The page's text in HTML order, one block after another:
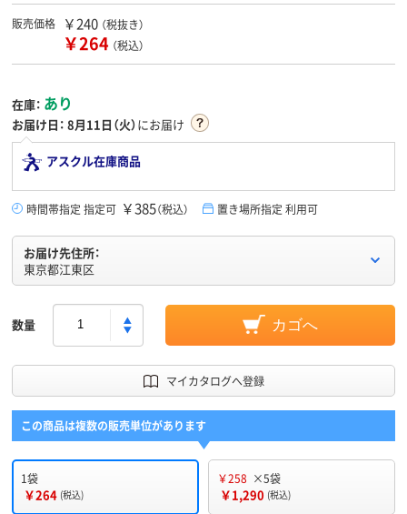
販売価格 ￥240 （税抜き）
￥264 （税込）
在庫： あり
お届け日： 8月11日（火）にお届け
アスクル在庫商品
時間帯指定 指定可 ￥385（税込） 置き場所指定 利用可
お届け先住所：
東京都江東区
数量 カゴへ
マイカタログへ登録
この商品は複数の販売単位があります
1袋
￥264 (税込)
￥258 ×5袋
￥1,290 (税込)